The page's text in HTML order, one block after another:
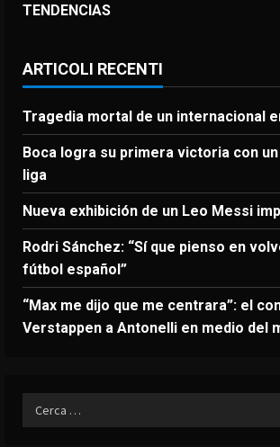
TENDENCIAS
ARTICOLI RECENTI
Tragedia mortal de un internacional
Boca logra su primera victoria con
liga
Nueva exhibición de un Leo Messi
Rodri Sánchez: “Sí que pienso en
fútbol español”
“Max me dijo que me centrara”: el
Verstappen a Antonelli en medio del
Ricerca
per: